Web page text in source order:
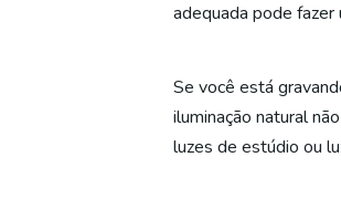
adequada pode fazer
Se você está
iluminação natural
luzes de estúdio ou